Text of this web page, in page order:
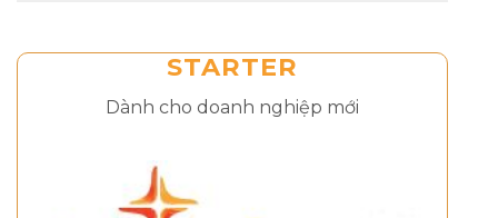
STARTER
Dành cho doanh nghiệp mới